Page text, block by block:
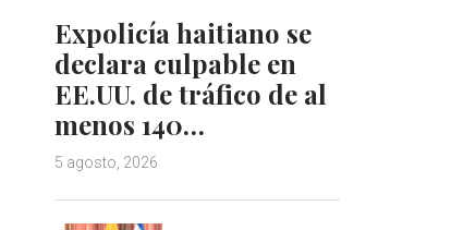
Expolicía haitiano se
declara culpable en
EE.UU. de tráfico de al
menos 140…
5 agosto, 2026